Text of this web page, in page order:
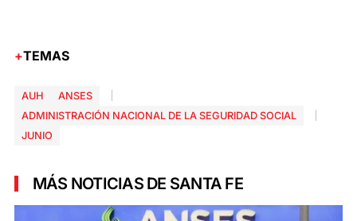
TEMAS
AUH
ANSES
ADMINISTRACIÓN NACIONAL DE LA SEGURIDAD SOCIAL
JUNIO
MÁS NOTICIAS DE SANTA FE